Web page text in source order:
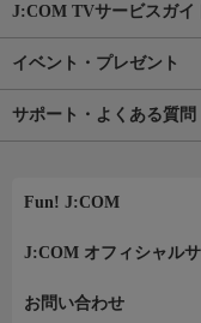
J:COM TVサービスガイ
イベント・プレゼント
サポート・よくある質問
Fun! J:COM
J:COM オフィシャルサ
お問い合わせ